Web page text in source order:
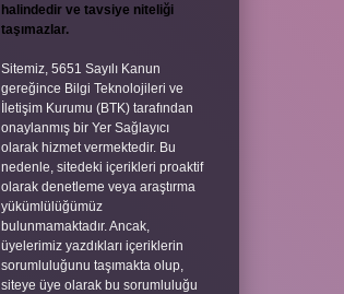
halindedir ve tavsiye niteliği
taşımazlar.
Sitemiz, 5651 Sayılı Kanun
gereğince Bilgi Teknolojileri ve
İletişim Kurumu (BTK) tarafından
onaylanmış bir Yer Sağlayıcı
olarak hizmet vermektedir. Bu
nedenle, sitedeki içerikleri proaktif
olarak denetleme veya araştırma
yükümlülüğümüz
bulunmamaktadır. Ancak,
üyelerimiz yazdıkları içeriklerin
sorumluluğunu taşımakta olup,
siteye üye olarak bu sorumluluğu